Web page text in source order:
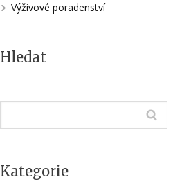
Výživové poradenství
Hledat
Kategorie